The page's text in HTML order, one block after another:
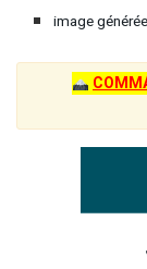
image